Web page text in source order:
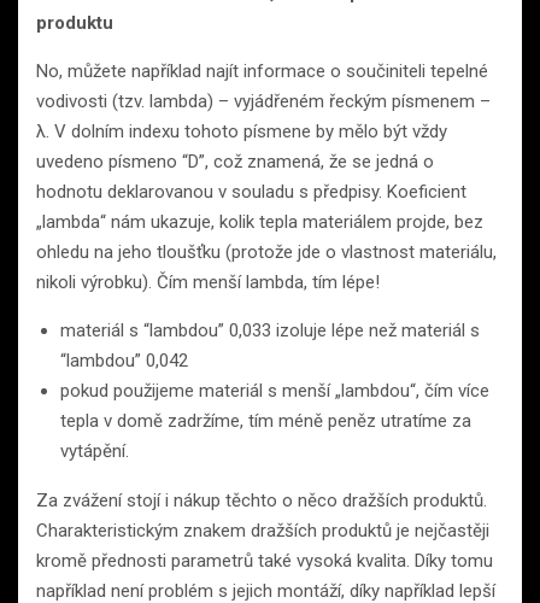
produktu
No, můžete například najít informace o součiniteli tepelné
vodivosti (tzv. lambda) – vyjádřeném řeckým písmenem –
λ. V dolním indexu tohoto písmene by mělo být vždy
uvedeno písmeno “D”, což znamená, že se jedná o
hodnotu deklarovanou v souladu s předpisy. Koeficient
„lambda“ nám ukazuje, kolik tepla materiálem projde, bez
ohledu na jeho tloušťku (protože jde o vlastnost materiálu,
nikoli výrobku). Čím menší lambda, tím lépe!
materiál s “lambdou” 0,033 izoluje lépe než materiál s
“lambdou” 0,042
pokud použijeme materiál s menší „lambdou“, čím více
tepla v domě zadržíme, tím méně peněz utratíme za
vytápění.
Za zvážení stojí i nákup těchto o něco dražších produktů.
Charakteristickým znakem dražších produktů je nejčastěji
kromě přednosti parametrů také vysoká kvalita. Díky tomu
například není problém s jejich montáží, díky například lepší